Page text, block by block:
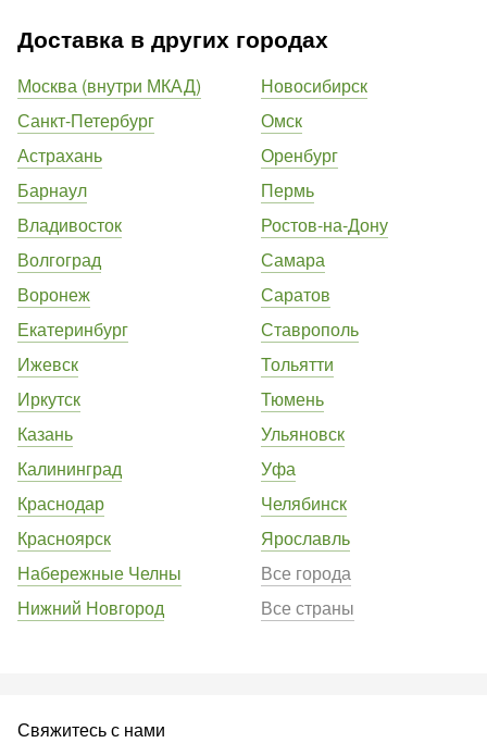
Доставка в других городах
Москва (внутри МКАД)
Санкт-Петербург
Астрахань
Барнаул
Владивосток
Волгоград
Воронеж
Екатеринбург
Ижевск
Иркутск
Казань
Калининград
Краснодар
Красноярск
Набережные Челны
Нижний Новгород
Новосибирск
Омск
Оренбург
Пермь
Ростов-на-Дону
Самара
Саратов
Ставрополь
Тольятти
Тюмень
Ульяновск
Уфа
Челябинск
Ярославль
Все города
Все страны
Свяжитесь с нами